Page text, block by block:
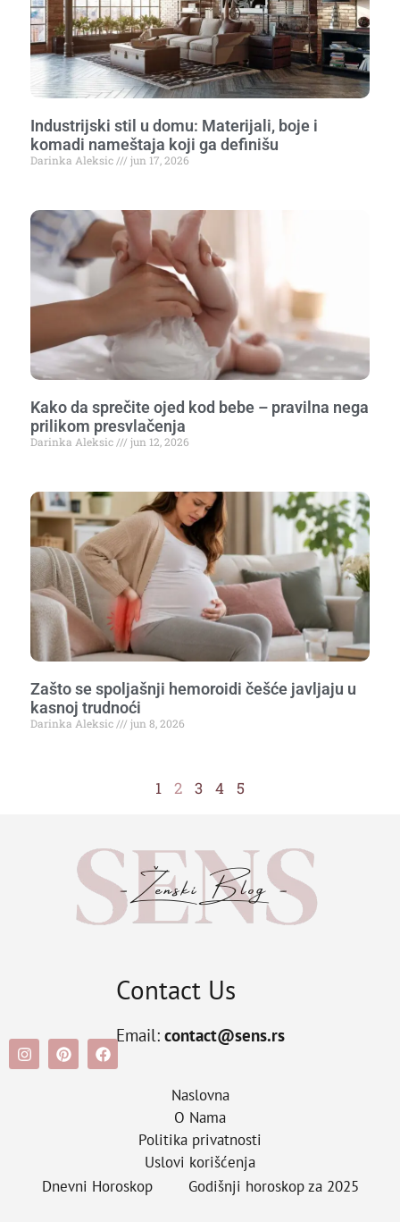
Industrijski stil u domu: Materijali, boje i
komadi nameštaja koji ga definišu
Darinka Aleksic jun 17, 2026
Kako da sprečite ojed kod bebe – pravilna nega
prilikom presvlačenja
Darinka Aleksic jun 12, 2026
Zašto se spoljašnji hemoroidi češće javljaju u
kasnoj trudnoći
Darinka Aleksic jun 8, 2026
1 2 3 4 5
Contact Us
Email: contact@sens.rs
Naslovna
O Nama
Politika privatnosti
Uslovi korišćenja
Dnevni Horoskop
Godišnji horoskop za 2025